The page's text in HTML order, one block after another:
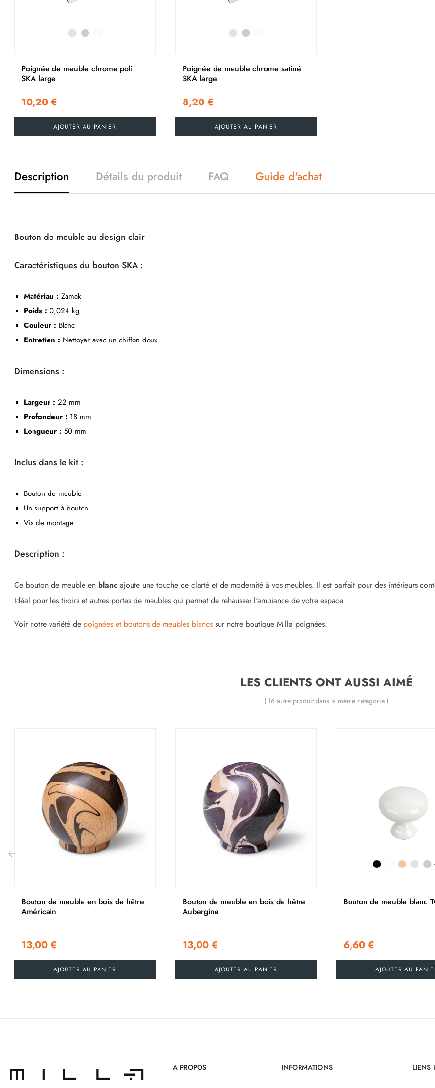
Poignée de meuble chrome poli
SKA large
10,20 €
AJOUTER AU PANIER
Poignée de meuble chrome satiné
SKA large
8,20 €
AJOUTER AU PANIER
Description Détails du produit FAQ Guide d'achat
Bouton de meuble au design clair
Caractéristiques du bouton SKA :
Matériau : Zamak
Poids : 0,024 kg
Couleur : Blanc
Entretien : Nettoyer avec un chiffon doux
Dimensions :
Largeur : 22 mm
Profondeur : 18 mm
Longueur : 50 mm
Inclus dans le kit :
Bouton de meuble
Un support à bouton
Vis de montage
Description :
Ce bouton de meuble en blanc ajoute une touche de clarté et de modernité à vos meubles. Il est parfait pour des intérieurs
Idéal pour les tiroirs et autres portes de meubles qui permet de rehausser l'ambiance de votre espace.
Voir notre variété de poignées et boutons de meubles blancs sur notre boutique Milla poignées.
LES CLIENTS ONT AUSSI AIMÉ
( 16 autre produit dans la même catégorie )
Bouton de meuble en bois de hêtre
Américain
13,00 €
AJOUTER AU PANIER
Bouton de meuble en bois de hêtre
Aubergine
13,00 €
AJOUTER AU PANIER
Bouton de meuble blanc
6,60 €
AJOUTER AU
A PROPOS INFORMATIONS LIENS